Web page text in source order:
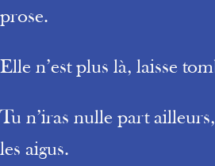
prose.
Elle n’est plus là, laisse
Tu n’iras nulle part
les aigus.